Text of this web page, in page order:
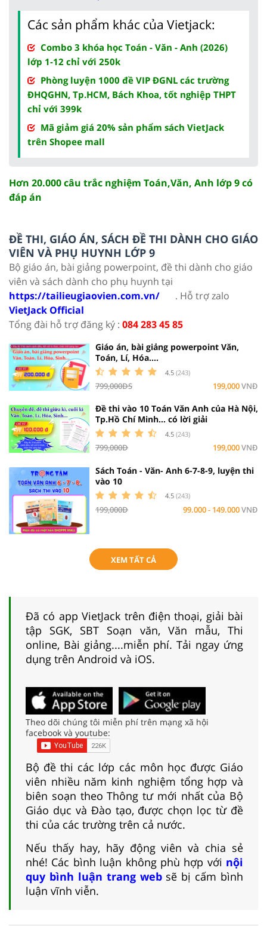
Các sản phẩm khác của Vietjack:
Combo 3 khóa học Toán - Văn - Anh (2026)
lớp 1-12 chỉ với 250k
Phòng luyện 1000 đề VIP ĐGNL các trường
ĐHQGHN, Tp.HCM, Bách Khoa, tốt nghiệp THPT
chỉ với 399k
Mã giảm giá 20% sản phẩm sách VietJack
trên Shopee mall
Hơn 20.000 câu trắc nghiệm Toán,Văn, Anh lớp 9 có
đáp án
ĐỀ THI, GIÁO ÁN, SÁCH ĐỀ THI DÀNH CHO GIÁO
VIÊN VÀ PHỤ HUYNH LỚP 9
Bộ giáo án, bài giảng powerpoint, đề thi dành cho giáo
viên và sách dành cho phụ huynh tại
https://tailieugiaovien.com.vn/
. Hỗ trợ zalo
VietJack Official
Tổng đài hỗ trợ đăng ký : 084 283 45 85
Giáo án, bài giảng powerpoint Văn,
Toán, Lí, Hóa....
4.5 (243)
799,000ĐS 199,000VNĐ
Đề thi vào 10 Toán Văn Anh của Hà Nội,
Tp.Hồ Chí Minh... có lời giải
4.5 (243)
799,000Đ 199,000VNĐ
Sách Toán - Văn- Anh 6-7-8-9, luyện thi
vào 10
4.5 (243)
199,000Đ 99.000 - 149.000VNĐ
XEM TẤT CẢ
Đã có app VietJack trên điện thoại, giải bài
tập SGK, SBT Soạn văn, Văn mẫu, Thi
online, Bài giảng....miễn phí. Tải ngay ứng
dụng trên Android và iOS.
Theo dõi chúng tôi miễn phí trên mạng xã hội
facebook và youtube:
Bộ đề thi các lớp các môn học được Giáo
viên nhiều năm kinh nghiệm tổng hợp và
biên soạn theo Thông tư mới nhất của Bộ
Giáo dục và Đào tạo, được chọn lọc từ đề
thi của các trường trên cả nước.
Nếu thấy hay, hãy động viên và chia sẻ
nhé! Các bình luận không phù hợp với nội
quy bình luận trang websẽ bị cấm bình
luận vĩnh viễn.